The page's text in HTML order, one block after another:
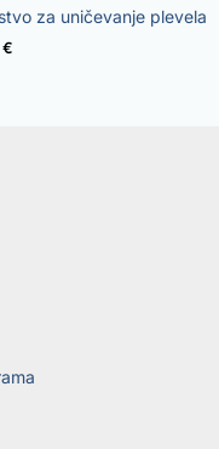
za uničevanje plevela
€